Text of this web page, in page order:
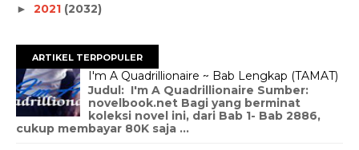
► 2021 (2032)
ARTIKEL TERPOPULER
I'm A Quadrillionaire ~ Bab Lengkap (TAMAT)
Judul: I'm A Quadrillionaire Sumber:
novelbook.net Bagi yang berminat
koleksi novel ini, dari Bab 1- Bab 2886,
cukup membayar 80K saja ...